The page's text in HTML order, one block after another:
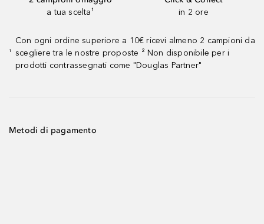
a tua scelta¹
in 2 ore
¹
Con ogni ordine superiore a 10€ ricevi almeno 2 campioni da
scegliere tra le nostre proposte ² Non disponibile per i
prodotti contrassegnati come "Douglas Partner"
Metodi di pagamento